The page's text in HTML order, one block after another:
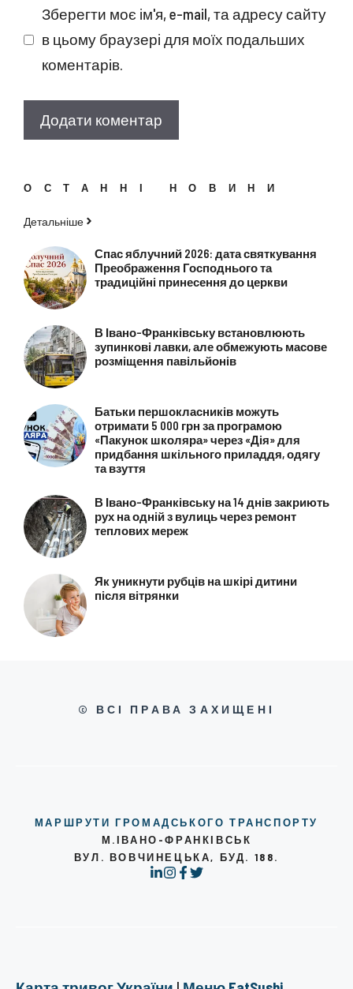
Зберегти моє ім'я, e-mail, та адресу сайту
в цьому браузері для моїх подальших
коментарів.
ОСТАННІ НОВИНИ
Детальніше
Спас яблучний 2026: дата святкування
Преображення Господнього та
традиційні принесення до церкви
В Івано-Франківську встановлюють
зупинкові лавки, але обмежують масове
розміщення павільйонів
Батьки першокласників можуть
отримати 5 000 грн за програмою
«Пакунок школяра» через «Дія» для
придбання шкільного приладдя, одягу
та взуття
В Івано-Франківську на 14 днів закриють
рух на одній з вулиць через ремонт
теплових мереж
Як уникнути рубців на шкірі дитини
після вітрянки
© ВСІ ПРАВА ЗАХИЩЕНІ
МАРШРУТИ ГРОМАДСЬКОГО ТРАНСПОРТУ
М.ІВАНО-ФРАНКІВСЬК
ВУЛ. ВОВЧИНЕЦЬКА, БУД. 188.